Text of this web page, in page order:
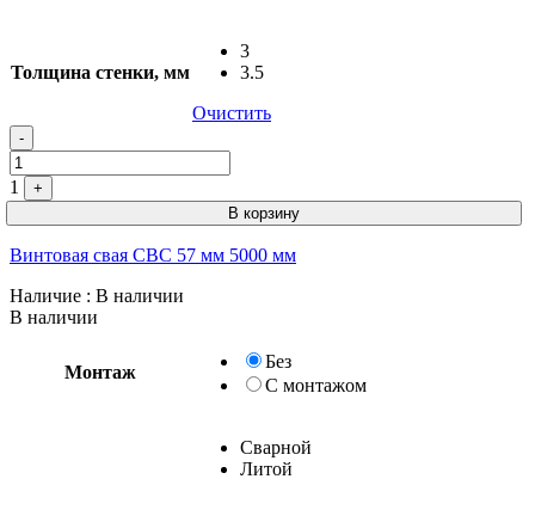
Толщина стенки, мм
3
3.5
Очистить
-
1
+
В корзину
Винтовая свая СВС 57 мм 5000 мм
Наличие : В наличии
В наличии
Монтаж
Без
С монтажом
Сварной
Литой